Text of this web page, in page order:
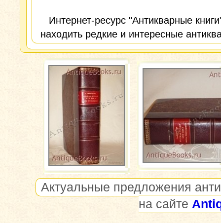
Интернет-ресурс "Антикварные
находить редкие и интересные
Актуальные предложения
на сайте